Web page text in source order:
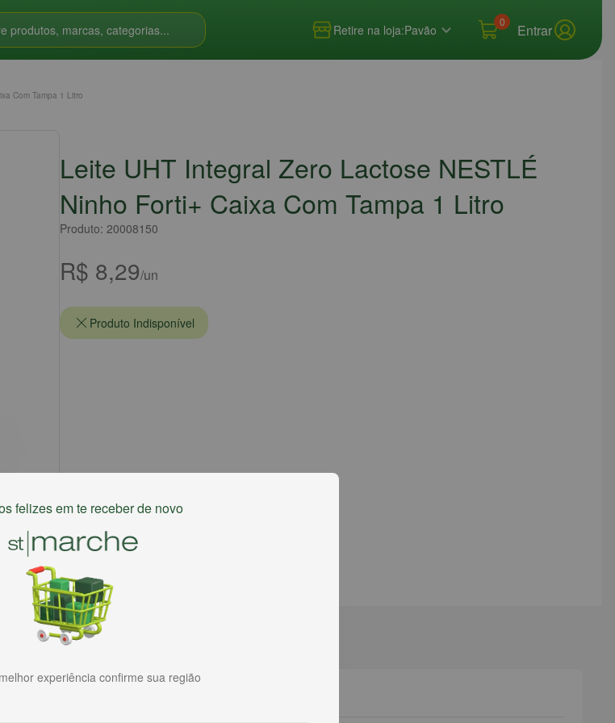
produtos, marcas, categorias... Retire na loja:Pavão
0 Entrar
Com Tampa 1 Litro
Leite UHT Integral Zero Lactose NESTLÉ
Ninho Forti+ Caixa Com Tampa 1 Litro
Produto: 20008150
R$ 8,29/un
Produto Indisponível
felizes em te receber de novo
experiência confirme sua região